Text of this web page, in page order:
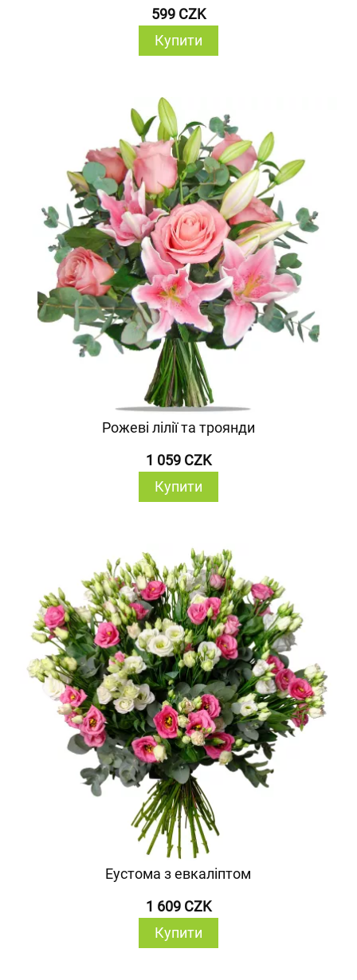
599 CZK
Купити
Рожеві лілії та троянди
1 059 CZK
Купити
Еустома з евкаліптом
1 609 CZK
Купити